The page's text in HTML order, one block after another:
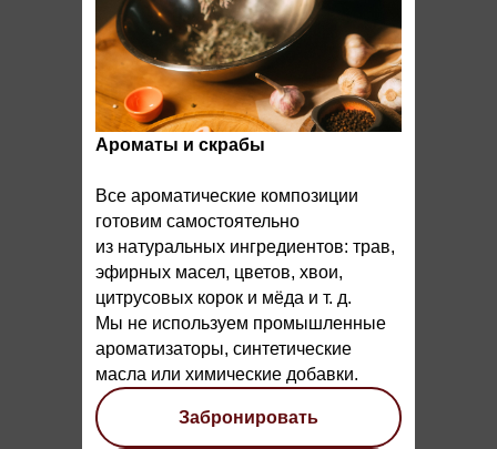
Ароматы и скрабы
Все ароматические композиции
готовим самостоятельно
из натуральных ингредиентов: трав,
эфирных масел, цветов, хвои,
цитрусовых корок и мёда и т. д.
Мы не используем промышленные
ароматизаторы, синтетические
масла или химические добавки.
Забронировать